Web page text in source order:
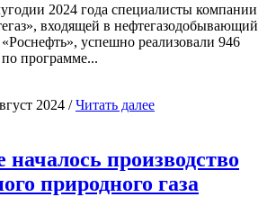
2024 года специалисты компании
входящей в нефтегазодобывающий
успешно реализовали 946
программе...
2024 /Читать далее
началось производство
природного газа